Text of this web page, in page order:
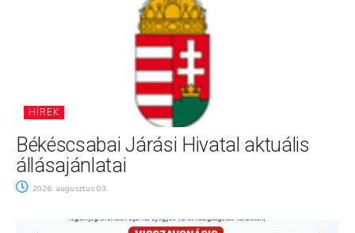
HÍREK
Békéscsabai Járási Hivatal aktuális
állásajánlatai
2026. augusztus 03.